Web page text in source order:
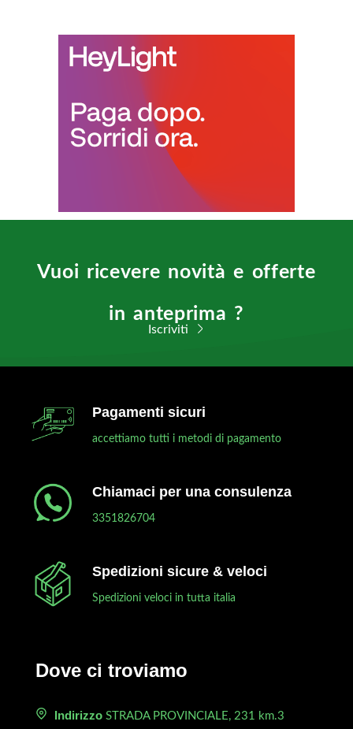
Vuoi ricevere novità e offerte
in anteprima ?
Iscriviti
Pagamenti sicuri
accettiamo tutti i metodi di pagamento
Chiamaci per una consulenza
3351826704
Spedizioni sicure & veloci
Spedizioni veloci in tutta italia
Dove ci troviamo
Indirizzo STRADA PROVINCIALE, 231 km.3